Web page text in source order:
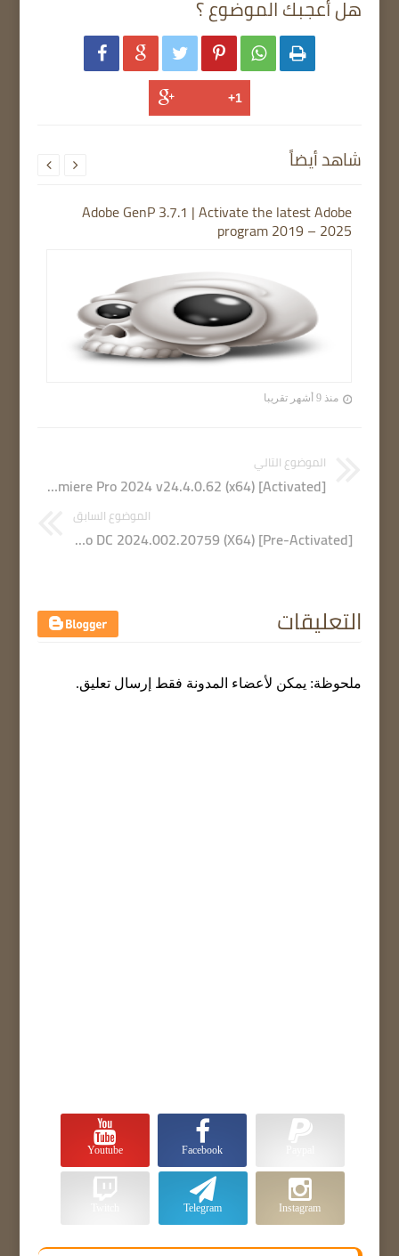
هل أعجبك الموضوع ؟
     
شاهد أيضاً
Adobe GenP 3.7.1 | Activate the latest Adobe
program 2019 – 2025
منذ 9 أشهر تقريبا
 
الموضوع التالي
Adobe Premiere Pro 2024 v24.4.0.62 (x64) [Activated]
الموضوع السابق
Adobe Acrobat Pro DC 2024.002.20759 (X64) [Pre-Activated]
التعليقات
ملحوظة: يمكن لأعضاء المدونة فقط إرسال تعليق.
Facebook
Youtube
Instagram
Telegram